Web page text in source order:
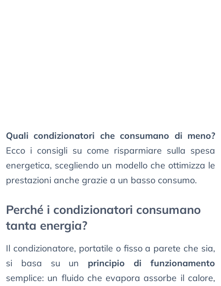
Quali condizionatori che consumano di meno?
Ecco i consigli su come risparmiare sulla spesa
energetica, scegliendo un modello che ottimizza le
prestazioni anche grazie a un basso consumo.
Perché i condizionatori consumano
tanta energia?
Il condizionatore, portatile o fisso a parete che sia,
si basa su un principio di funzionamento
semplice: un fluido che evapora assorbe il calore,